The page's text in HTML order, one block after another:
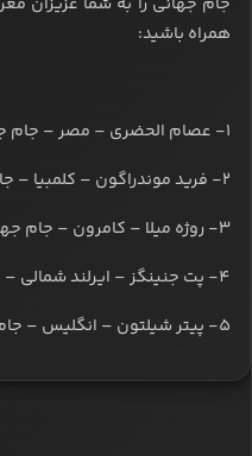
همراه باشید:
1- عصام الحضری – مصر – جام جهانی 2018 – 45 سال و 161 روز
2- فرید موندراگون – کلمبیا – جام جهانی 2014 – 43 سال و 3 روز
3- روژه میلا – کامرون – جام جهانی 1994 – 42 سال و 39 روز
4- پت جنینگز – ایرلند شمالی – جام جهانی 1986 – 41 سال
5- پیتر شیلتون – انگلیس – جام جهانی 1990 – 40 سال و 292 روز